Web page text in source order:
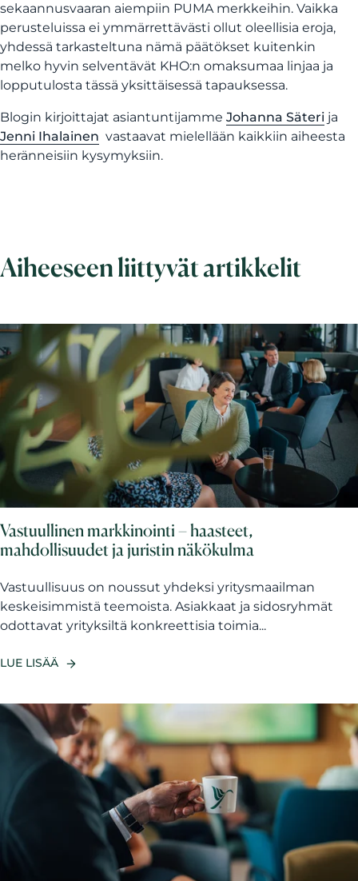
sekaannusvaaran aiempiin PUMA merkkeihin. Vaikka
perusteluissa ei ymmärrettävästi ollut oleellisia eroja,
yhdessä tarkasteltuna nämä päätökset kuitenkin
melko hyvin selventävät KHO:n omaksumaa linjaa ja
lopputulosta tässä yksittäisessä tapauksessa.
Blogin kirjoittajat asiantuntijamme Johanna Säteri ja
Jenni Ihalainen vastaavat mielellään kaikkiin aiheesta
heränneisiin kysymyksiin.
Aiheeseen liittyvät artikkelit
Vastuullinen markkinointi – haasteet,
mahdollisuudet ja juristin näkökulma
Vastuullisuus on noussut yhdeksi yritysmaailman
keskeisimmistä teemoista. Asiakkaat ja sidosryhmät
odottavat yrityksiltä konkreettisia toimia...
LUE LISÄÄ